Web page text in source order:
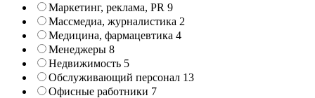
Маркетинг, реклама, PR 9
Массмедиа, журналистика 2
Медицина, фармацевтика 4
Менеджеры 8
Недвижимость 5
Обслуживающий персонал 13
Офисные работники 7